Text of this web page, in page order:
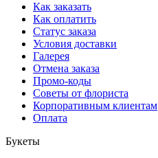
Как заказать
Как оплатить
Статус заказа
Условия доставки
Галерея
Отмена заказа
Промо-коды
Советы от флориста
Корпоративным клиентам
Оплата
Букеты